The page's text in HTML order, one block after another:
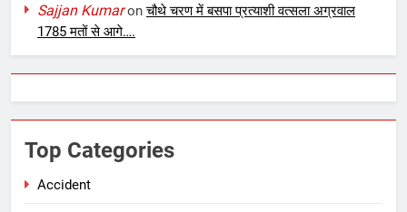
Sajjan Kumaronचौथे चरण में बसपा प्रत्याशी वत्सला अग्रवाल
1785 मतों से आगे….
Top Categories
Accident